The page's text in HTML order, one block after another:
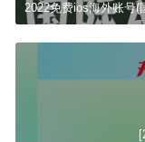
2022免费ios海外账号(